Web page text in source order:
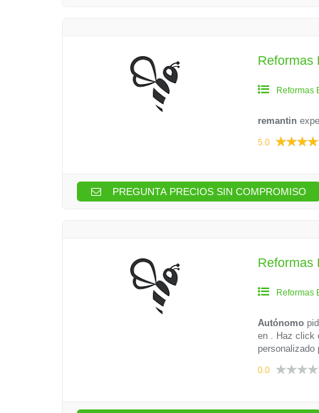
Reformas
Reformas
remantin
5.0
PREGUNTA PRECIOS SIN COMPROMISO
Reformas
Reformas
Autónomo
en . Haz click
personalizado
0.0